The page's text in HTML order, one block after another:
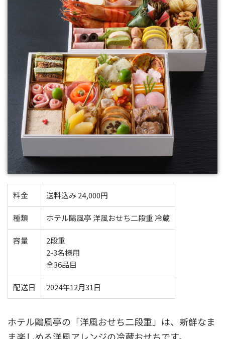
料金 送料込み 24,000円
種類 ホテル鷗風亭 洋風おせち二段重 冷蔵
容量
2段重
2-3名様用
全36品目
配送日 2024年12月31日
ホテル鷗風亭の「洋風おせち二段重」は、新鮮なま